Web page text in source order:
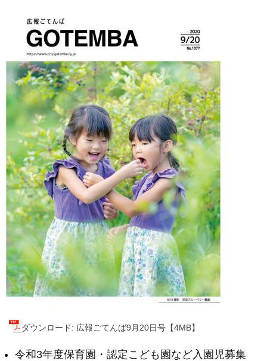
ダウンロード: 広報ごてんば9月20日号【4MB】
令和3年度保育園・認定こども園など入園児募集